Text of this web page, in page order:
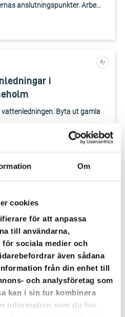
Om
cookies
för att anpassa
till användarna,
sociala medier och
även sådana
från din enhet till
och analysföretag som
kan i sin tur kombinera
information som du har
anslutningspunkter. Arbe...
i
Byta ut gamla
Valla IP och
kommun) I området
driftproblem.
delar av ledningsnätet för att